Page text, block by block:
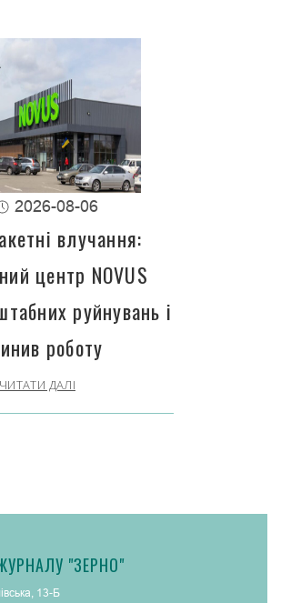
2026-08-06
влучання:
центр NOVUS
руйнувань і
роботу
ЧИТАТИ ДАЛІ
"ЗЕРНО"
13-Б